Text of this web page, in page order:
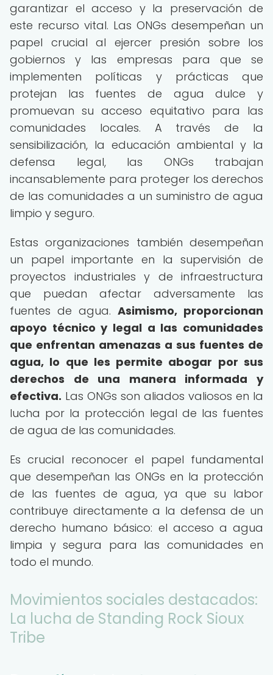
garantizar el acceso y la preservación de
este recurso vital. Las ONGs desempeñan un
papel crucial al ejercer presión sobre los
gobiernos y las empresas para que se
implementen políticas y prácticas que
protejan las fuentes de agua dulce y
promuevan su acceso equitativo para las
comunidades locales. A través de la
sensibilización, la educación ambiental y la
defensa legal, las ONGs trabajan
incansablemente para proteger los derechos
de las comunidades a un suministro de agua
limpio y seguro.
Estas organizaciones también desempeñan
un papel importante en la supervisión de
proyectos industriales y de infraestructura
que puedan afectar adversamente las
fuentes de agua. Asimismo, proporcionan
apoyo técnico y legal a las comunidades
que enfrentan amenazas a sus fuentes de
agua, lo que les permite abogar por sus
derechos de una manera informada y
efectiva. Las ONGs son aliados valiosos en la
lucha por la protección legal de las fuentes
de agua de las comunidades.
Es crucial reconocer el papel fundamental
que desempeñan las ONGs en la protección
de las fuentes de agua, ya que su labor
contribuye directamente a la defensa de un
derecho humano básico: el acceso a agua
limpia y segura para las comunidades en
todo el mundo.
Movimientos sociales destacados:
La lucha de Standing Rock Sioux
Tribe